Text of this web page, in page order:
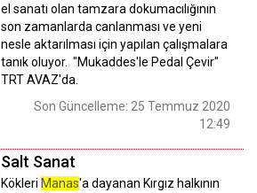
el sanatı olan tamzara dokumacılığının
son zamanlarda canlanması ve yeni
nesle aktarılması için yapılan çalışmalara
tanık oluyor. "Mukaddes'le Pedal Çevir"
TRT AVAZ'da.
Son Güncelleme: 25 Temmuz 2020
12:49
Salt Sanat
Kökleri Manas'a dayanan Kırgız halkının